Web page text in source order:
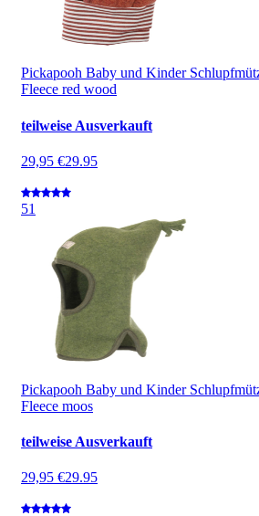
Pickapooh Baby und Kinder
Fleece red wood
teilweise Ausverkauft
29,95 €29.95
51
Pickapooh Baby und Kinder
Fleece moos
teilweise Ausverkauft
29,95 €29.95